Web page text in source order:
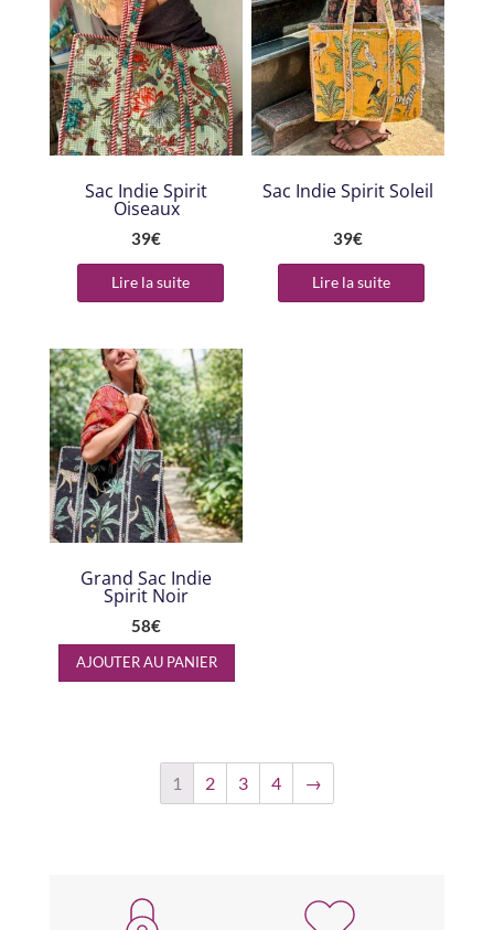
Sac Indie Spirit
Oiseaux
39€
Lire la suite
Sac Indie Spirit Soleil
39€
Lire la suite
Grand Sac Indie
Spirit Noir
58€
AJOUTER AU PANIER
1 2 3 4 →